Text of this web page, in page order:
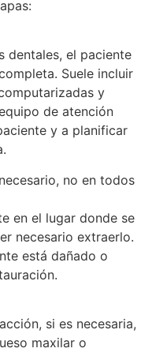
dentales, el paciente
Suele incluir
y
de atención
y a planificar
no en todos
en el lugar donde se
necesario extraerlo.
está dañado o
si es necesaria,
maxilar o